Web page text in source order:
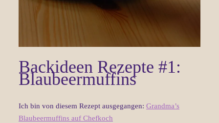
Backideen Rezepte #1:
Blaubeermuffins
Ich bin von diesem Rezept ausgegangen: Grandma’s
Blaubeermuffins auf Chefkoch